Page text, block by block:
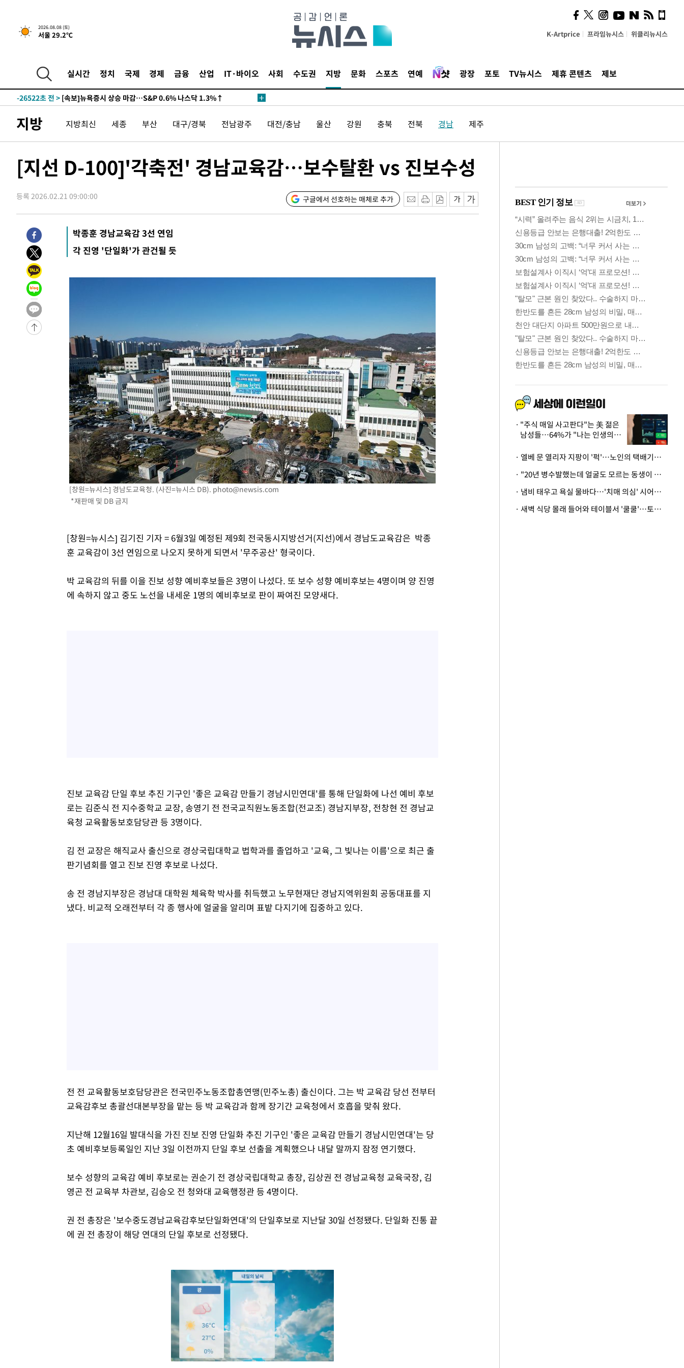
2026.08.08 (토)
서울 29.2℃ K-Artprice 프라임뉴시스 위클리뉴시스
실시간 정치 국제 경제 금융 산업 IT·바이오 사회 수도권 지방 문화 스포츠 연예 광장 포토 TV뉴시스 제휴 콘텐츠 제보
-26522초 전 > [속보]뉴욕증시 상승 마감…S&P 0.6% 나스닥 1.3%↑
지방 지방최신 세종 부산 대구/경북 전남광주 대전/충남 울산 강원 충북 전북 경남 제주
[지선 D-100]'각축전' 경남교육감…보수탈환 vs 진보수성
등록 2026.02.21 09:00:00 구글에서 선호하는 매체로 추가
박종훈 경남교육감 3선 연임
각 진영 '단일화'가 관건될 듯
[창원=뉴시스] 경남도교육청. (사진=뉴시스 DB). photo@newsis.com
*재판매 및 DB 금지
[창원=뉴시스] 김기진 기자 = 6월3일 예정된 제9회 전국동시지방선거(지선)에서 경남도교육감은 박종
훈 교육감이 3선 연임으로 나오지 못하게 되면서 '무주공산' 형국이다.
박 교육감의 뒤를 이을 진보 성향 예비후보들은 3명이 나섰다. 또 보수 성향 예비후보는 4명이며 양 진영
에 속하지 않고 중도 노선을 내세운 1명의 예비후보로 판이 짜여진 모양새다.
진보 교육감 단일 후보 추진 기구인 '좋은 교육감 만들기 경남시민연대'를 통해 단일화에 나선 예비 후보
로는 김준식 전 지수중학교 교장, 송영기 전 전국교직원노동조합(전교조) 경남지부장, 전창현 전 경남교
육청 교육활동보호담당관 등 3명이다.
김 전 교장은 해직교사 출신으로 경상국립대학교 법학과를 졸업하고 '교육, 그 빛나는 이름'으로 최근 출
판기념회를 열고 진보 진영 후보로 나섰다.
송 전 경남지부장은 경남대 대학원 체육학 박사를 취득했고 노무현재단 경남지역위원회 공동대표를 지
냈다. 비교적 오래전부터 각 종 행사에 얼굴을 알리며 표밭 다지기에 집중하고 있다.
전 전 교육활동보호담당관은 전국민주노동조합총연맹(민주노총) 출신이다. 그는 박 교육감 당선 전부터
교육감후보 총괄선대본부장을 맡는 등 박 교육감과 함께 장기간 교육청에서 호흡을 맞춰 왔다.
지난해 12월16일 발대식을 가진 진보 진영 단일화 추진 기구인 '좋은 교육감 만들기 경남시민연대'는 당
초 예비후보등록일인 지난 3일 이전까지 단일 후보 선출을 계획했으나 내달 말까지 잠정 연기했다.
보수 성향의 교육감 예비 후보로는 권순기 전 경상국립대학교 총장, 김상권 전 경남교육청 교육국장, 김
영곤 전 교육부 차관보, 김승오 전 청와대 교육행정관 등 4명이다.
권 전 총장은 '보수중도경남교육감후보단일화연대'의 단일후보로 지난달 30일 선정됐다. 단일화 진통 끝
에 권 전 총장이 해당 연대의 단일 후보로 선정됐다.
시, 스마트폰 액세서리에
NFC 더했다
"주식 매일 사고판다"는 美 젊은
남성들…64%가 "나는 인생의
· 엘베 문 열리자 지팡이 '퍽'…노인의 택배기사 폭행 이유
· "20년 병수발했는데 얼굴도 모르는 동생이 유산 절반을"…배다른 형제 상속권 있을까
· 냄비 태우고 욕실 물바다…'치매 의심' 시어머니 검사 권유했다가 '날벼락'
· 새벽 식당 몰래 들어와 테이블서 '쿨쿨'…토사물 남기고 사라진 남성